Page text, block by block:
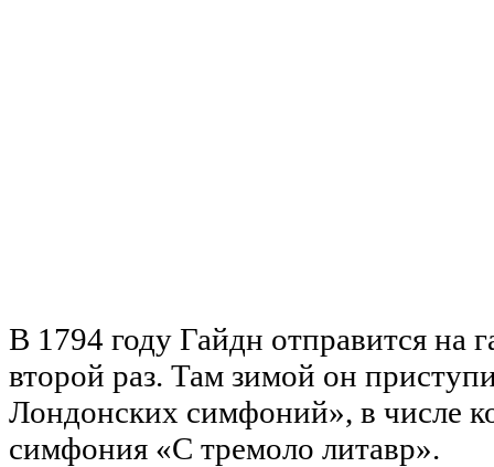
В 1794 году Гайдн отправится на
второй раз. Там зимой он
Лондонских симфоний», в числе
симфония «С тремоло литавр».